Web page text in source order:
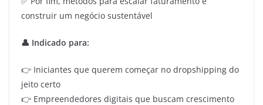
construir um negócio sustentável
👤 Indicado para:
👉 Iniciantes que querem começar no dropshipping do
jeito certo
👉 Empreendedores digitais que buscam crescimento